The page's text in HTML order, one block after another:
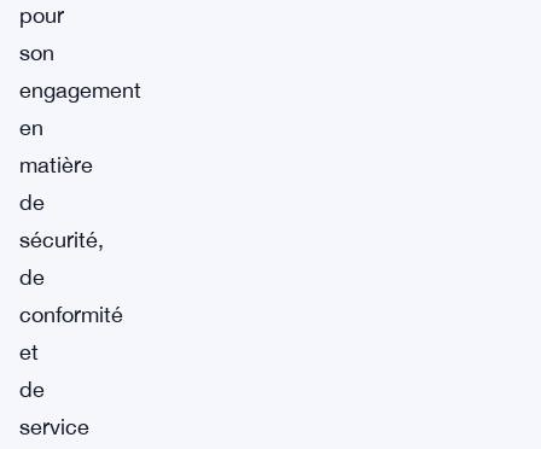
pour
son
engagement
en
matière
de
sécurité,
de
conformité
et
de
service